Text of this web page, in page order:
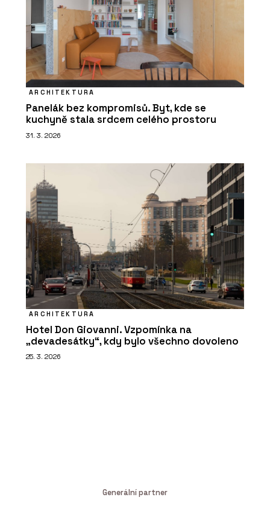
ARCHITEKTURA
Panelák bez kompromisů. Byt, kde se
kuchyně stala srdcem celého prostoru
31. 3. 2026
ARCHITEKTURA
Hotel Don Giovanni. Vzpomínka na
„devadesátky“, kdy bylo všechno dovoleno
25. 3. 2026
Generální partner